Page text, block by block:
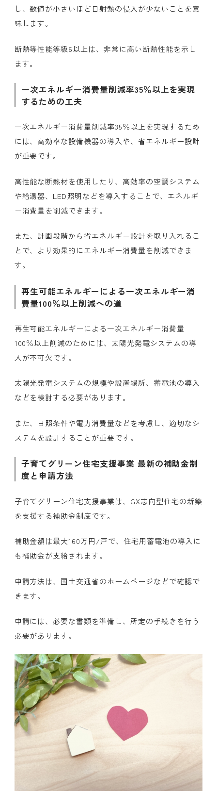
し、数値が小さいほど日射熱の侵入が少ないことを意
味します。
断熱等性能等級6以上は、非常に高い断熱性能を示し
ます。
一次エネルギー消費量削減率35％以上を実現
するための工夫
一次エネルギー消費量削減率35％以上を実現するため
には、高効率な設備機器の導入や、省エネルギー設計
が重要です。
高性能な断熱材を使用したり、高効率の空調システム
や給湯器、LED照明などを導入することで、エネルギ
ー消費量を削減できます。
また、計画段階から省エネルギー設計を取り入れるこ
とで、より効果的にエネルギー消費量を削減できま
す。
再生可能エネルギーによる一次エネルギー消
費量100％以上削減への道
再生可能エネルギーによる一次エネルギー消費量
100％以上削減のためには、太陽光発電システムの導
入が不可欠です。
太陽光発電システムの規模や設置場所、蓄電池の導入
などを検討する必要があります。
また、日照条件や電力消費量などを考慮し、適切なシ
ステムを設計することが重要です。
子育てグリーン住宅支援事業 最新の補助金制
度と申請方法
子育てグリーン住宅支援事業は、GX志向型住宅の新築
を支援する補助金制度です。
補助金額は最大160万円/戸で、住宅用蓄電池の導入に
も補助金が支給されます。
申請方法は、国土交通省のホームページなどで確認で
きます。
申請には、必要な書類を準備し、所定の手続きを行う
必要があります。